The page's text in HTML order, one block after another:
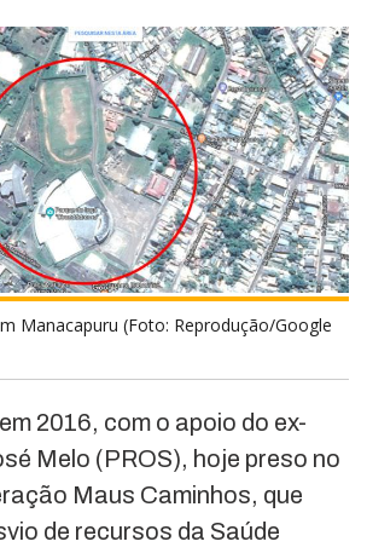
Manacapuru (Foto: Reprodução/Google
2016, com o apoio do ex-
Melo (PROS), hoje preso no
Maus Caminhos, que
de recursos da Saúde